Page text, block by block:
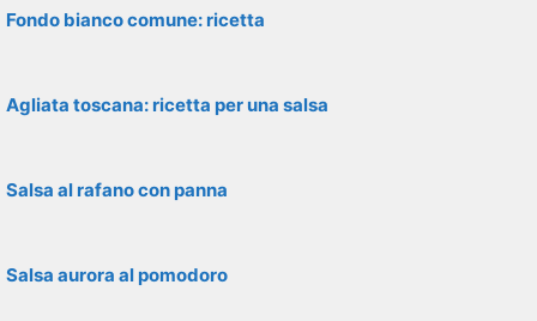
Fondo bianco comune: ricetta
Agliata toscana: ricetta per una salsa
Salsa al rafano con panna
Salsa aurora al pomodoro